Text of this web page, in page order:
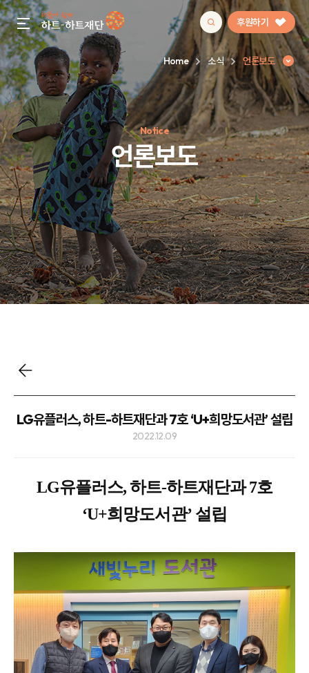
gnb menu open 후원하기
인기 키워드
#정기후원#하트플레이스#캠페인#팬덤후원
Home 소식 언론보도
Notice
언론보도
언론보도
LG유플러스, 하트-하트재단과 7호 ‘U+희망도서관’ 설립
2022.12.09
LG유플러스, 하트-하트재단과 7호
‘U+희망도서관’ 설립